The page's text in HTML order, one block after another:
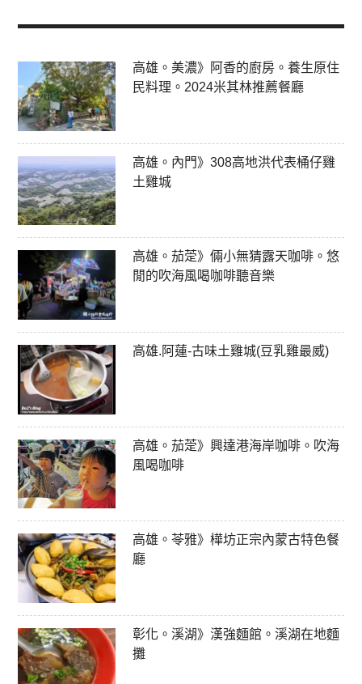
高雄。美濃》阿香的廚房。養生原住
民料理。2024米其林推薦餐廳
高雄。內門》308高地洪代表桶仔雞
土雞城
高雄。茄萣》倆小無猜露天咖啡。悠
閒的吹海風喝咖啡聽音樂
高雄.阿蓮-古味土雞城(豆乳雞最威)
高雄。茄萣》興達港海岸咖啡。吹海
風喝咖啡
高雄。苓雅》樺坊正宗內蒙古特色餐
廳
彰化。溪湖》漢強麵館。溪湖在地麵
攤